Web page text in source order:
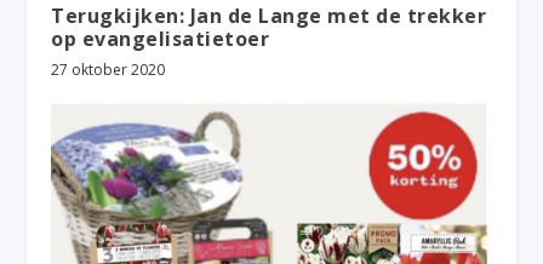
Terugkijken: Jan de Lange met de trekker
op evangelisatietoer
27 oktober 2020